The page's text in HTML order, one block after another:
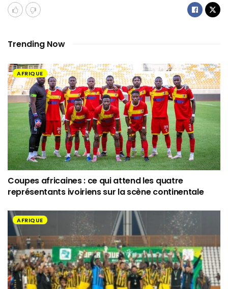
Trending Now
AFRIQUE
Coupes africaines : ce qui attend les quatre
représentants ivoiriens sur la scène continentale
AFRIQUE